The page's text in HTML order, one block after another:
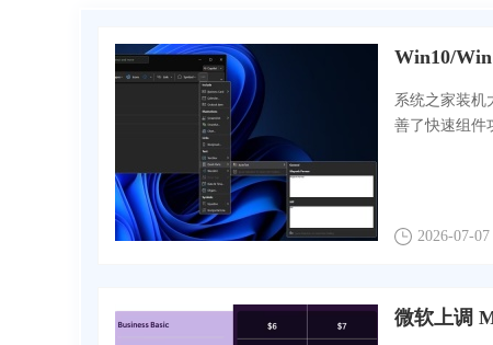
系统之家装机
善了快速组件
2026-07-07
微软上调